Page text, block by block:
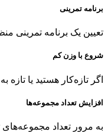
برنامه تمرینی
تعیین یک برنامه تمرینی
شروع با وزن کم
اگر تازه‌کار هستید یا
افزایش تعداد مجموعه‌ها
به مرور تعداد مجموعه‌های